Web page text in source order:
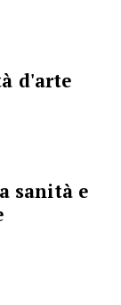
d'arte
sanità e